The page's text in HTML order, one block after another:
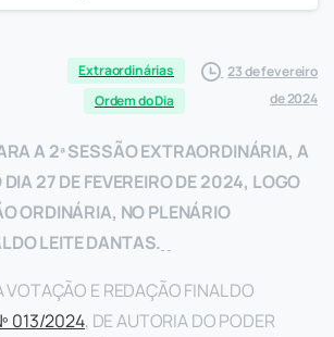
Extraordinárias
Ordem do Dia
23 de fevereiro
de 2024
A 2ª SESSÃO EXTRAORDINÁRIA, A
27 DE FEVEREIRO DE 2024, LOGO
ORDINÁRIA, NO PLENÁRIO
LEITE DANTAS.
VOTAÇÃO E REDAÇÃO FINAL DO
013/2024, DE AUTORIA DO PODER